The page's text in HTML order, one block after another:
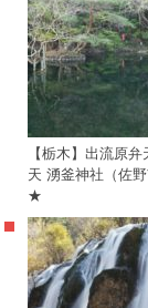
【栃木】出流原
天 湧釜神社（佐
★